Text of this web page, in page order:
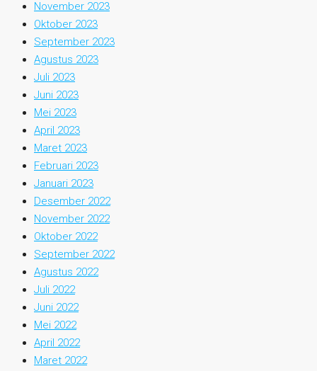
November 2023
Oktober 2023
September 2023
Agustus 2023
Juli 2023
Juni 2023
Mei 2023
April 2023
Maret 2023
Februari 2023
Januari 2023
Desember 2022
November 2022
Oktober 2022
September 2022
Agustus 2022
Juli 2022
Juni 2022
Mei 2022
April 2022
Maret 2022